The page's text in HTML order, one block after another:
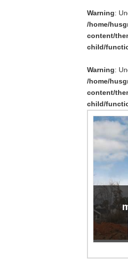
Warning:
/home/
content/
child/
Warning:
/home/
content/
child/